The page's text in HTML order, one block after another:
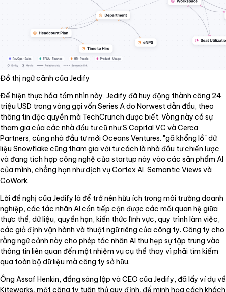
Đồ thị ngữ cảnh của Jedify
Để hiện thực hóa tầm nhìn này, Jedify đã huy động thành công 24
triệu USD trong vòng gọi vốn Series A do Norwest dẫn đầu, theo
thông tin độc quyền mà TechCrunch được biết. Vòng này có sự
tham gia của các nhà đầu tư cũ như S Capital VC và Cerca
Partners, cùng nhà đầu tư mới Oceans Ventures. "gã khổng lồ" dữ
liệu Snowflake cũng tham gia với tư cách là nhà đầu tư chiến lược
và đang tích hợp công nghệ của startup này vào các sản phẩm AI
của mình, chẳng hạn như dịch vụ Cortex AI, Semantic Views và
CoWork.
Lời đề nghị của Jedify là để trở nên hữu ích trong môi trường doanh
nghiệp, các tác nhân AI cần tiếp cận được các mối quan hệ giữa
thực thể, dữ liệu, quyền hạn, kiến thức lĩnh vực, quy trình làm việc,
các giả định vận hành và thuật ngữ riêng của công ty. Công ty cho
rằng ngữ cảnh này cho phép tác nhân AI thu hẹp sự tập trung vào
thông tin liên quan đến một nhiệm vụ cụ thể thay vì phải tìm kiếm
qua toàn bộ dữ liệu mà công ty sở hữu.
Ông Assaf Henkin, đồng sáng lập và CEO của Jedify, đã lấy ví dụ về
Kiteworks, một công ty tuân thủ quy định, để minh họa cách khách